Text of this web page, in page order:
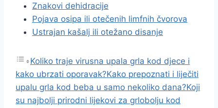
Znakovi dehidracije
Pojava osipa ili otečenih limfnih čvorova
Ustrajan kašalj ili otežano disanje
Koliko traje virusna upala grla kod djece i
kako ubrzati oporavak?Kako prepoznati i liječiti
upalu grla kod beba u samo nekoliko dana?Koji
su najbolji prirodni lijekovi za grlobolju kod